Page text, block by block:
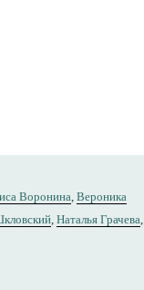
Воронина, Вероника
, Наталья Грачева,